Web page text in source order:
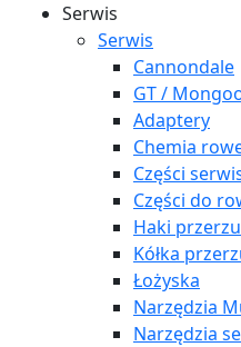
Serwis
Serwis
Cannondale
GT /
Adaptery
Chemia
Części
Części do
Haki
Kółka
Łożyska
Narzędzia
Narzędzia